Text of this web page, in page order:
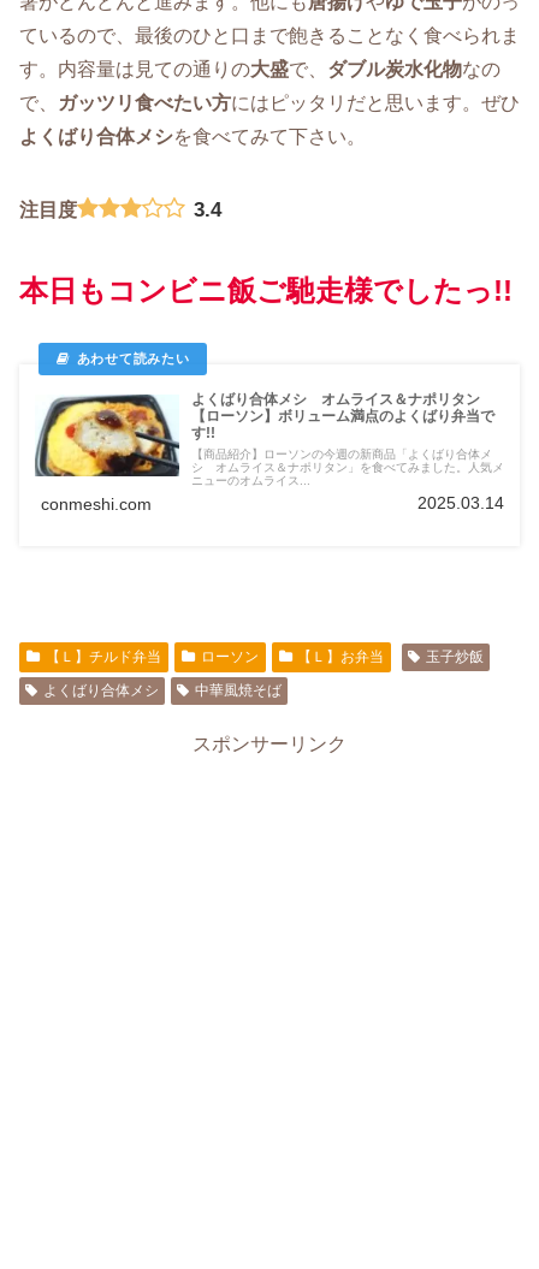
ているので、最後のひと口まで飽きることなく食べられま
す。内容量は見ての通りの大盛で、 ダブル炭水化物なの
で、
ガッツリ食べたい方にはピッタリだと思います。ぜひ
よくばり合体メシを食べてみて下さい。
注目度 3.4
本日もコンビニ飯ご馳走様でしたっ!!
よくばり合体メシ オムライス＆ナポリタン
【ローソン】ボリューム満点のよくばり弁当で
す!!
【商品紹介】ローソンの今週の新商品「よくばり合体メ
シ オムライス＆ナポリタン」を食べてみました。人気メ
ニューのオムライス...
conmeshi.com 2025.03.14
【Ｌ】チルド弁当 ローソン 【Ｌ】お弁当
玉子炒飯
よくばり合体メシ
中華風焼そば
スポンサーリンク